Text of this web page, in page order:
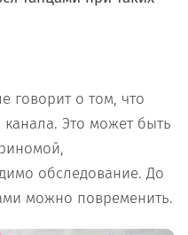
говорит о том, что
Это может быть
обследование. До
можно повременить.